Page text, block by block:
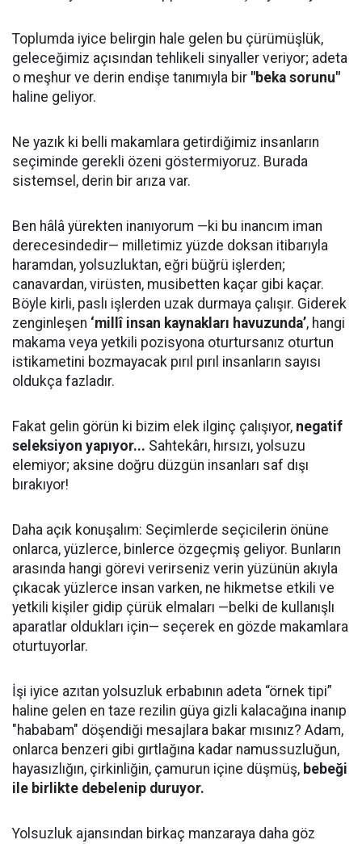
Toplumda iyice belirgin hale gelen bu çürümüşlük,
geleceğimiz açısından tehlikeli sinyaller veriyor; adeta
o meşhur ve derin endişe tanımıyla bir "beka sorunu"
haline geliyor.
Ne yazık ki belli makamlara getirdiğimiz insanların
seçiminde gerekli özeni göstermiyoruz. Burada
sistemsel, derin bir arıza var.
Ben hâlâ yürekten inanıyorum —ki bu inancım iman
derecesindedir— milletimiz yüzde doksan itibarıyla
haramdan, yolsuzluktan, eğri büğrü işlerden;
canavardan, virüsten, musibetten kaçar gibi kaçar.
Böyle kirli, paslı işlerden uzak durmaya çalışır. Giderek
zenginleşen ‘millî insan kaynakları havuzunda’, hangi
makama veya yetkili pozisyona oturtursanız oturtun
istikametini bozmayacak pırıl pırıl insanların sayısı
oldukça fazladır.
Fakat gelin görün ki bizim elek ilginç çalışıyor, negatif
seleksiyon yapıyor... Sahtekârı, hırsızı, yolsuzu
elemiyor; aksine doğru düzgün insanları saf dışı
bırakıyor!
Daha açık konuşalım: Seçimlerde seçicilerin önüne
onlarca, yüzlerce, binlerce özgeçmiş geliyor. Bunların
arasında hangi görevi verirseniz verin yüzünün akıyla
çıkacak yüzlerce insan varken, ne hikmetse etkili ve
yetkili kişiler gidip çürük elmaları —belki de kullanışlı
aparatlar oldukları için— seçerek en gözde makamlara
oturtuyorlar.
İşi iyice azıtan yolsuzluk erbabının adeta “örnek tipi”
haline gelen en taze rezilin güya gizli kalacağına inanıp
"hababam" döşendiği mesajlara bakar mısınız? Adam,
onlarca benzeri gibi gırtlağına kadar namussuzluğun,
hayasızlığın, çirkinliğin, çamurun içine düşmüş, bebeği
ile birlikte debelenip duruyor.
Yolsuzluk ajansından birkaç manzaraya daha göz